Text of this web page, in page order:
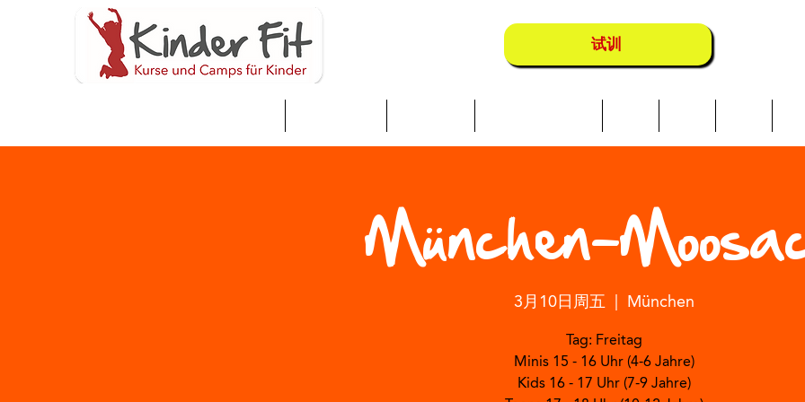
试训
München-
3月10日周五 München
Tag: Freitag
Minis 15 - 16 Uhr (4-6 Jahre)
Kids 16 - 17 Uhr (7-9 Jahre)